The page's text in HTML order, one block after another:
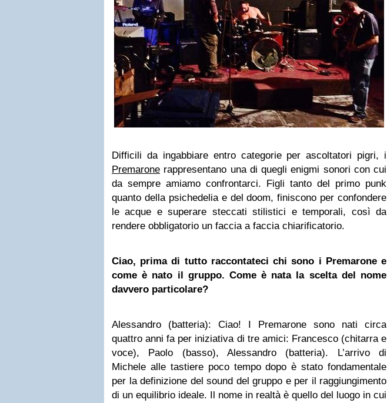
Difficili da ingabbiare entro categorie per ascoltatori pigri, i
Premarone rappresentano una di quegli enigmi sonori con cui
da sempre amiamo confrontarci. Figli tanto del primo punk
quanto della psichedelia e del doom, finiscono per confondere
le acque e superare steccati stilistici e temporali, così da
rendere obbligatorio un faccia a faccia chiarificatorio.
Ciao, primadi tuttoraccontateci chi sono i Premarone e
come è nato il gruppo. Come è nata la scelta del nome
davvero particolare?
Alessandro (batteria): Ciao! I Premarone sono nati circa
quattro anni fa per iniziativa di tre amici: Francesco (chitarra e
voce), Paolo (basso), Alessandro (batteria). L’arrivo di
Michele alle tastiere poco tempo dopo è stato fondamentale
per la definizione del sound del gruppo e per il raggiungimento
di un equilibrio ideale. Il nome in realtà è quello del luogo in cui